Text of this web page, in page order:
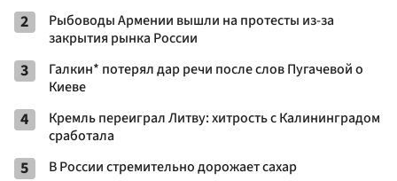
2
Рыбоводы Армении вышли на протесты из-за
закрытия рынка России
3
Галкин* потерял дар речи после слов Пугачевой о
Киеве
4
Кремль переиграл Литву: хитрость с Калининградом
сработала
5 В России стремительно дорожает сахар